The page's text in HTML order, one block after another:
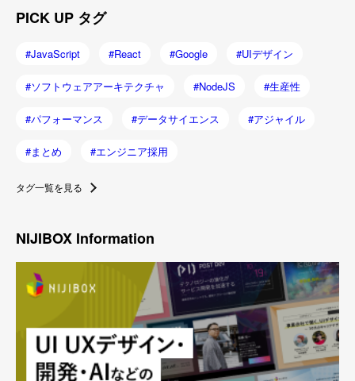
PICK UP タグ
JavaScript React Google UIデザイン
ソフトウェアアーキテクチャ NodeJS 生産性
パフォーマンス データサイエンス アジャイル
まとめ エンジニア採用
タグ一覧を見る
NIJIBOX Information